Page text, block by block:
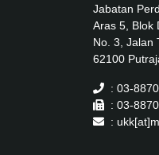
Jabatan
Aras 5, Blok
No. 3, Jalan
62100
: 03-
: 03-
: